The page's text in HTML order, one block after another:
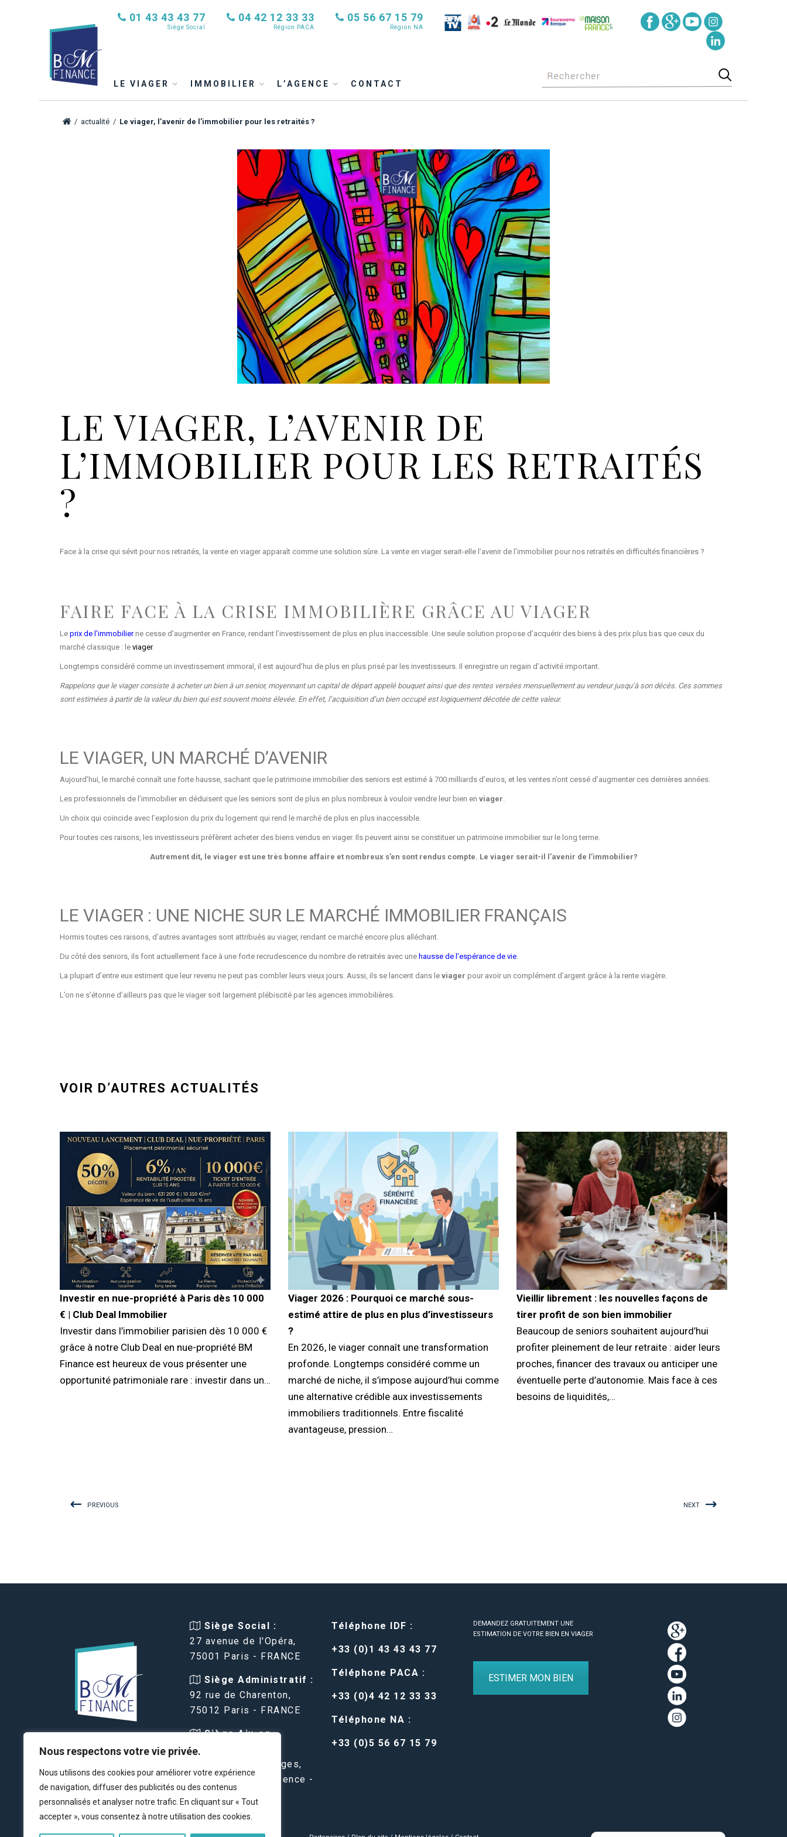
Nous respectons votre vie privée.
Nous utilisons des cookies pour améliorer votre expérience
de navigation, diffuser des publicités ou des contenus
personnalisés et analyser notre trafic. En cliquant sur « Tout
accepter », vous consentez à notre utilisation des cookies.
01 43 43 43 77
Siège Social
04 42 12 33 33
Région PACA
05 56 67 15 79
Région NA
LE VIAGER IMMOBILIER L’AGENCE CONTACT
/ actualité / Le viager, l’avenir de l’immobilier pour les retraités ?
LE VIAGER, L’AVENIR DE
L’IMMOBILIER POUR LES RETRAITÉS
?
Face à la crise qui sévit pour nos retraités, la vente en viager apparaît comme une solution sûre. La vente en viager serait-elle l’avenir de l’immobilier pour nos retraités en difficultés financières ?
FAIRE FACE À LA CRISE IMMOBILIÈRE GRÂCE AU VIAGER
Le prix de l’immobilierne cesse d’augmenter en France, rendant l’investissement de plus en plus inaccessible. Une seule solution propose d’acquérir des biens à des prix plus bas que ceux du
marché classique : le viager.
Longtemps considéré comme un investissement immoral, il est aujourd’hui de plus en plus prisé par les investisseurs. Il enregistre un regain d’activité important.
Rappelons que le viager consiste à acheter un bien à un senior, moyennant un capital de départ appelé bouquet ainsi que des rentes versées mensuellement au vendeur jusqu’à son décès. Ces sommes
sont estimées à partir de la valeur du bien qui est souvent moins élevée. En effet, l’acquisition d’un bien occupé est logiquement décotée de cette valeur.
LE VIAGER, UN MARCHÉ D’AVENIR
Aujourd’hui, le marché connaît une forte hausse, sachant que le patrimoine immobilier des seniors est estimé à 700 milliards d’euros, et les ventes n’ont cessé d’augmenter ces dernières années.
Les professionnels de l’immobilier en déduisent que les seniors sont de plus en plus nombreux à vouloir vendre leur bien en viager.
Un choix qui coïncide avec l’explosion du prix du logement qui rend le marché de plus en plus inaccessible.
Pour toutes ces raisons, les investisseurs préfèrent acheter des biens vendus en viager. Ils peuvent ainsi se constituer un patrimoine immobilier sur le long terme.
Autrement dit, le viager est une très bonne affaire et nombreux s’en sont rendus compte. Le viager serait-il l’avenir de l’immobilier?
LE VIAGER : UNE NICHE SUR LE MARCHÉ IMMOBILIER FRANÇAIS
Hormis toutes ces raisons, d’autres avantages sont attribués au viager, rendant ce marché encore plus alléchant.
Du côté des seniors, ils font actuellement face à une forte recrudescence du nombre de retraités avec une hausse de l’espérance de vie.
La plupart d’entre eux estiment que leur revenu ne peut pas combler leurs vieux jours. Aussi, ils se lancent dans le viager pour avoir un complément d’argent grâce à la rente viagère.
L’on ne s’étonne d’ailleurs pas que le viager soit largement plébiscité par les agences immobilières.
VOIR D’AUTRES ACTUALITÉS
Investir en nue-propriété à Paris dès 10 000
€ | Club Deal Immobilier
Investir dans l’immobilier parisien dès 10 000 €
grâce à notre Club Deal en nue-propriété BM
Finance est heureux de vous présenter une
opportunité patrimoniale rare : investir dans un…
Viager 2026 : Pourquoi ce marché sous-
estimé attire de plus en plus d’investisseurs
?
En 2026, le viager connaît une transformation
profonde. Longtemps considéré comme un
marché de niche, il s’impose aujourd’hui comme
une alternative crédible aux investissements
immobiliers traditionnels. Entre fiscalité
avantageuse, pression…
Vieillir librement : les nouvelles façons de
tirer profit de son bien immobilier
Beaucoup de seniors souhaitent aujourd’hui
profiter pleinement de leur retraite : aider leurs
proches, financer des travaux ou anticiper une
éventuelle perte d’autonomie. Mais face à ces
besoins de liquidités,…
PREVIOUS NEXT
BM FINANCE
Siège Social :
27 avenue de l'Opéra,
75001 Paris - FRANCE
Siège Administratif :
92 rue de Charenton,
75012 Paris - FRANCE
Siège Aix-en-
Provence :
16 avenue des Belges,
13100 Aix-en-Provence -
Téléphone IDF :
+33 (0)1 43 43 43 77
Téléphone PACA :
+33 (0)4 42 12 33 33
Téléphone NA :
+33 (0)5 56 67 15 79
DEMANDEZ GRATUITEMENT UNE
ESTIMATION DE VOTRE BIEN EN VIAGER
ESTIMER MON BIEN